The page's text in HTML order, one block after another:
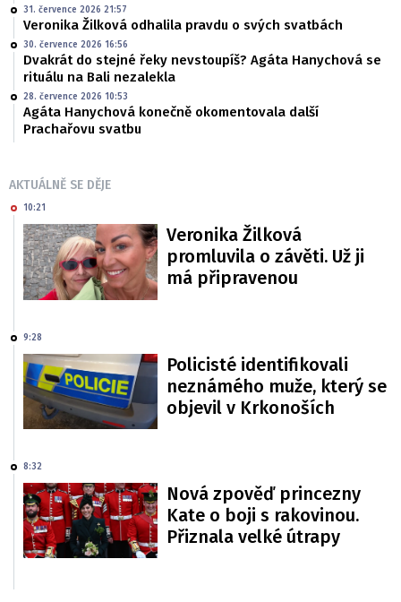
31. července 2026 21:57
Veronika Žilková odhalila pravdu o svých svatbách
30. července 2026 16:56
Dvakrát do stejné řeky nevstoupíš? Agáta Hanychová se
rituálu na Bali nezalekla
28. července 2026 10:53
Agáta Hanychová konečně okomentovala další
Prachařovu svatbu
AKTUÁLNĚ SE DĚJE
10:21
Veronika Žilková
promluvila o závěti. Už ji
má připravenou
9:28
Policisté identifikovali
neznámého muže, který se
objevil v Krkonoších
8:32
Nová zpověď princezny
Kate o boji s rakovinou.
Přiznala velké útrapy